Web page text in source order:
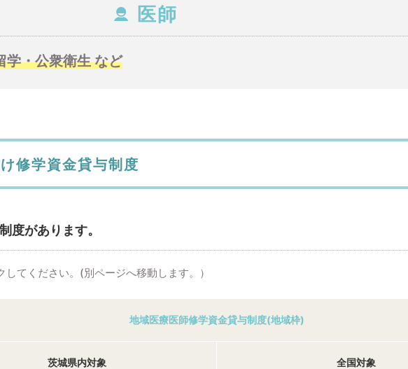
医師
学・公衆衛生 など
修学資金貸与制度
度があります。
てください。(別ページへ移動します。）
地域医療医師修学資金貸与制度(地域枠)
茨城県内対象 全国対象